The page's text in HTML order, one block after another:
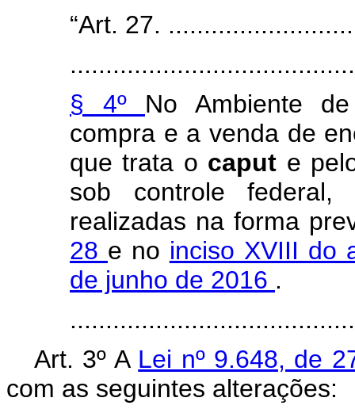
“Art. 27.
§ 4º No Ambiente
compra e a venda de
que trata o caput e
sob controle federal,
realizadas na forma
28 e no inciso XVIII do
de junho de 2016 .
Art. 3º A Lei nº 9.648, de
com as seguintes alterações: